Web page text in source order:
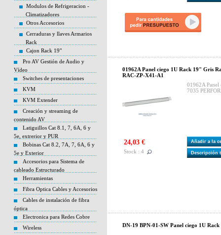
Modulos de Refrigeracion -
Climatizadores
Otros Accesorios
Cerraduras y llaves Armarios
Rack
Cajon Rack 19"
Pro AV Gestión de Audio y
Vídeo
Switches de presentaciones
KVM
KVM Extender
Creación y streaming de
contenido AV
Latiguillos Cat 8.1, 7, 6A, 6 y
5e, extrerior y PUR
Bobinas Cat 8.2, 7A, 7, 6A, 6 y
5e y Exterior
Accesorios para Sistema de
cableado Estructurado
Herramientas
Fibra Optica Cables y Accesorios
Cables de instalación de fibra
óptica
Electronica para Redes Cobre
Wireless
01962A Panel ciego 1U Rack 19" Gris
RAC-ZP-X41-A1
01962A Panel
7035
24,03 €
Stock : 4
Añadir a la
Descripción
DN-19 BPN-01-SW Panel ciego 1U